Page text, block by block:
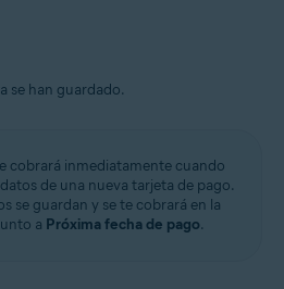
se han guardado.
cobrará inmediatamente cuando
de una nueva tarjeta de pago.
se guardan y se te cobrará en la
a Próxima fecha de pago.